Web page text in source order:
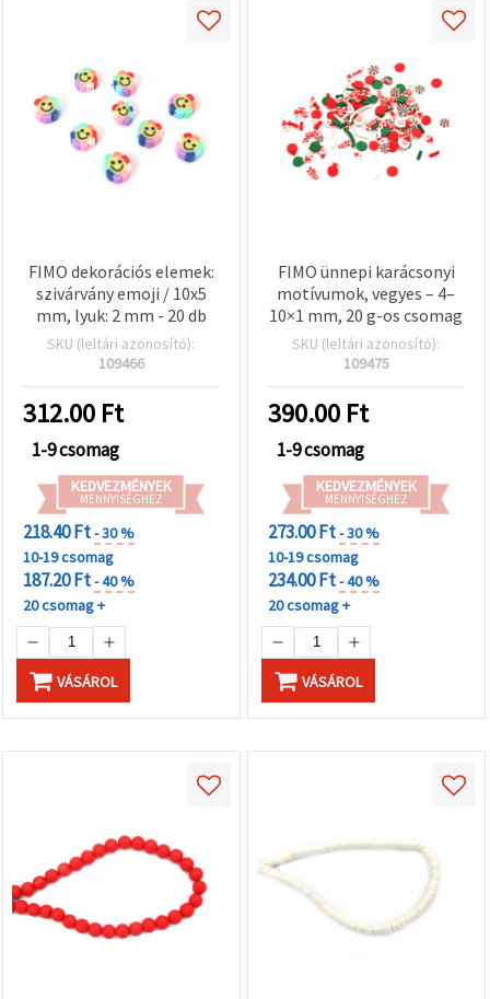
FIMO dekorációs elemek:
szivárvány emoji / 10x5
mm, lyuk: 2 mm - 20 db
SKU (leltári azonosító):
109466
312.00 Ft
1-9 csomag
KEDVEZMÉNYEK
MENNYISÉGHEZ
218.40 Ft- 30 %
10-19 csomag
187.20 Ft- 40 %
20 csomag +
VÁSÁROL
FIMO ünnepi karácsonyi
motívumok, vegyes – 4–
10×1 mm, 20 g-os csomag
SKU (leltári azonosító):
109475
390.00 Ft
1-9 csomag
KEDVEZMÉNYEK
MENNYISÉGHEZ
273.00 Ft- 30 %
10-19 csomag
234.00 Ft- 40 %
20 csomag +
VÁSÁROL